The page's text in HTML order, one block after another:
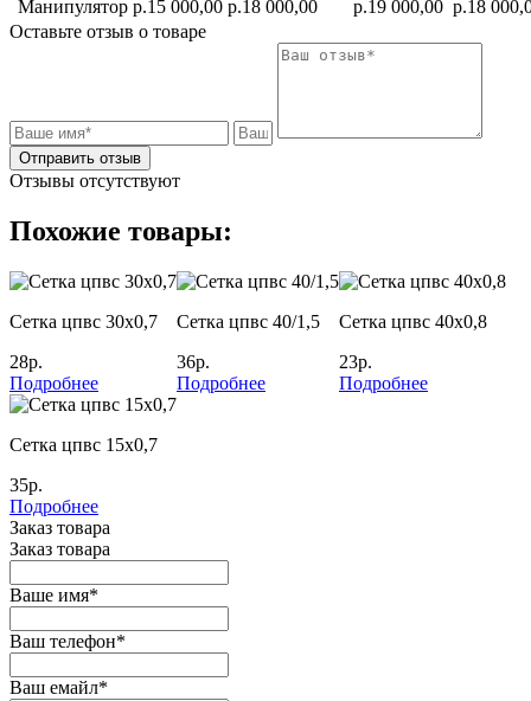
Манипулятор р.15 000,00 р.18 000,00 р.19 000,00 р.18
Оставьте отзыв о товаре
Отправить отзыв
Отзывы отсутствуют
Похожие товары:
Сетка цпвс 30х0,7
28р.
Подробнее
Сетка цпвс 40/1,5
36р.
Подробнее
Сетка цпвс 40х0,8
23р.
Подробнее
Сетка цпвс 15х0,7
35р.
Подробнее
Заказ товара
Заказ товара
Ваше имя*
Ваш телефон*
Ваш емайл*